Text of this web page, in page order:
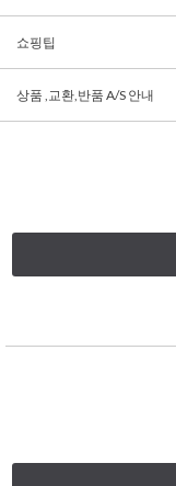
쇼핑팁
상품 ,교환,반품 A/S 안내